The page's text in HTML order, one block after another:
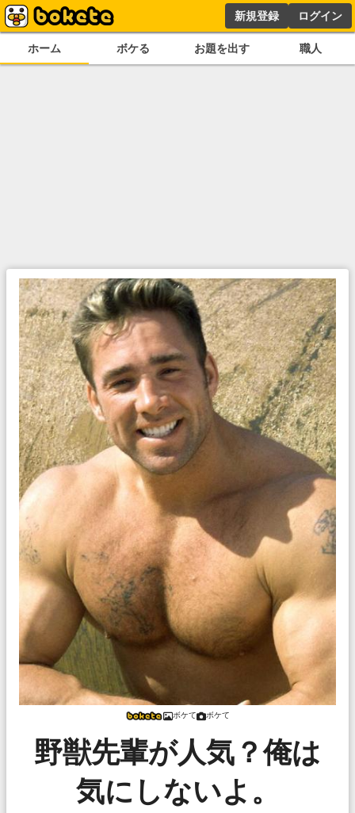
新規登録 ログイン
ホーム ボケる お題を出す 職人
ボケて ボケて
野獣先輩が人気？俺は
気にしないよ。